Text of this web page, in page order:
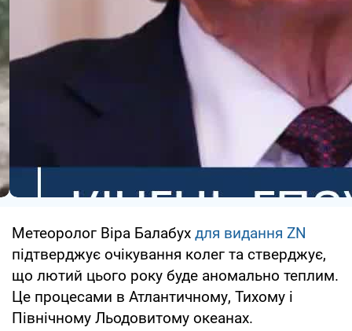
Метеоролог Віра Балабух для видання ZN
підтверджує очікування колег та стверджує,
що лютий цього року буде аномально теплим.
Це процесами в Атлантичному, Тихому і
Північному Льодовитому океанах.